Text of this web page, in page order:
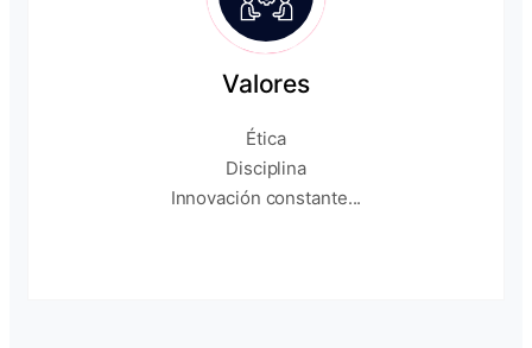
Valores
Ética
Disciplina
Innovación constante...